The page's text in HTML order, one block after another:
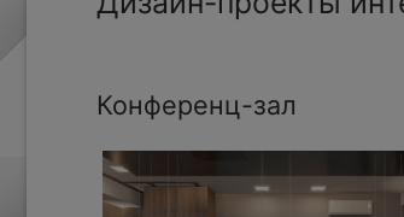
Конференц-зал